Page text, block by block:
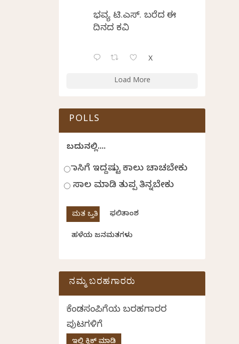
ಭವ್ಯ ಟಿ.ಎಸ್. ಬರೆದ ಈ
ದಿನದ ಕವಿತೆ
X
Load More
POLLS
ಬದುಕಿನಲ್ಲಿ....
ಹಾಸಿಗೆ ಇದ್ದಷ್ಟು ಕಾಲು ಚಾಚಬೇಕು
ಸಾಲ ಮಾಡಿ ತುಪ್ಪ ತಿನ್ನಬೇಕು
ಫಲಿತಾಂಶ
ಹಳೆಯ ಜನಮತಗಳು
ನಮ್ಮ ಬರಹಗಾರರು
ಕೆಂಡಸಂಪಿಗೆಯ ಬರಹಗಾರರ
ಪುಟಗಳಿಗೆ